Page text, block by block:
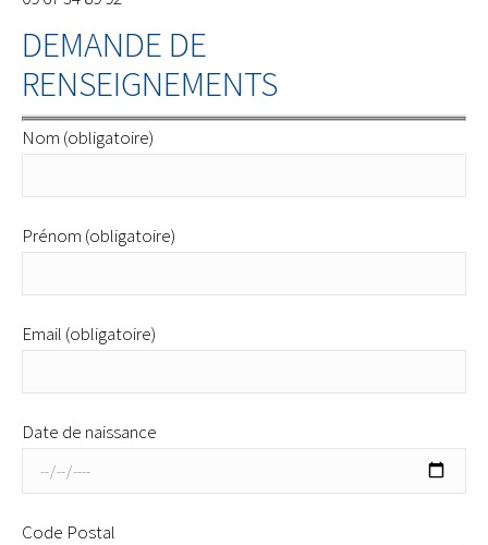
DEMANDE DE
RENSEIGNEMENTS
Nom (obligatoire)
Prénom (obligatoire)
Email (obligatoire)
Date de naissance
Code Postal